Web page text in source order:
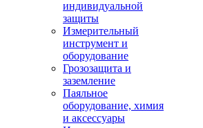
индивидуальной
защиты
Измерительный
инструмент и
оборудование
Грозозащита и
заземление
Паяльное
оборудование, химия
и аксессуары